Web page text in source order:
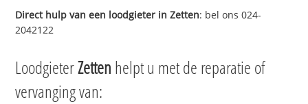
Direct hulp van een loodgieter inZetten: bel ons 024-
2042122
LoodgieterZetten helpt u met de reparatie of
vervanging van: